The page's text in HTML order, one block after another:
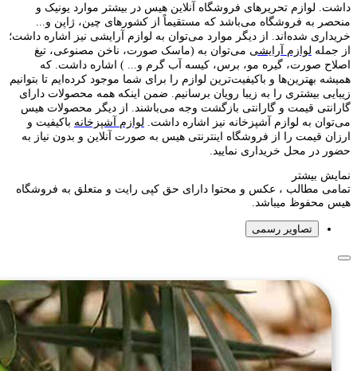
داشت. لوازم تحریر‌های فروشگاه آنلاین هیس در بیشتر موارد یونیک و
منحصر به فروشگاه می‌باشد که مستقیماً از کشور‌های چین، ژاپن و...
خریداری شده‌اند. از دیگر موارد می‌توان به لوازم آرایشی نیز اشاره داشت؛
از جمله لوازم آرایشی می‌توان به (ماسک صورت، ناخن مصنوعی، تیغ
اصلاح صورت، گیره مو، برس، کیسه آب گرم و... ) اشاره داشت. که
همیشه بهترین‌ها و باکیفیت‌ترین لوازم را برای شما موجود کرده‌ایم تا بتوانیم
زیبایی بیشتری را به زیبا رویان برسانیم. ضمن اینکه همه محصولات دارای
گارانتی قیمت و گارانتی بازگشت وجه می‌باشند. از دیگر محصولات هیس
می‌توان به لوازم آشپزخانه نیز اشاره داشت. لوازم آشپزخانه باکیفیت و
ارزان قیمت را از فروشگاه اینترنتی هیس به صورت آنلاین و بدون نیاز به
حضور در محل خریداری نمایید.
نمایش بیشتر
تمامی مطالب ، عکس و محتوا دارای حق کپی رایت و متعلق به فروشگاه
هیس محفوظ میباشد.
تصاویر رسمی